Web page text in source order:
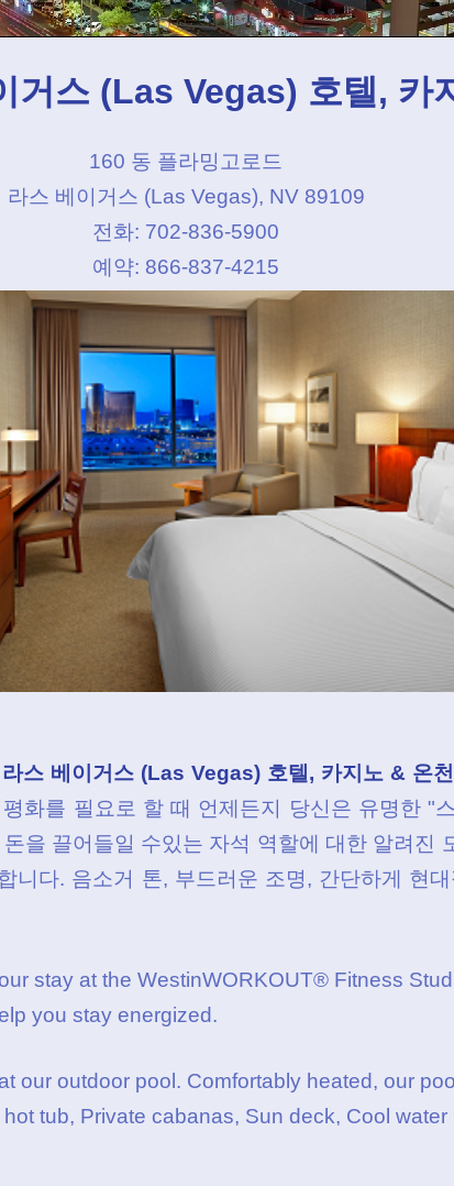
거스 (Las Vegas) 호텔, 카
160 동 플라밍고로드
라스 베이거스 (Las Vegas), NV 89109
전화: 702-836-5900
예약: 866-837-4215
스 베이거스 (Las Vegas) 호텔, 카지노 & 온천
화를 필요로 할 때 언제든지 당신은 유명한 "
을 끌어들일 수있는 자석 역할에 대한 알려진
니다. 음소거 톤, 부드러운 조명, 간단하게 현
stay at the WestinWORKOUT® Fitness
you stay energized.
our outdoor pool. Comfortably heated, our
tub, Private cabanas, Sun deck, Cool